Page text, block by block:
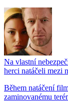
Na vlastní
herci natáčeli mezi
Během natáčení
zaminovanému